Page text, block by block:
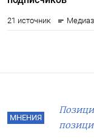
МНЕНИЯ